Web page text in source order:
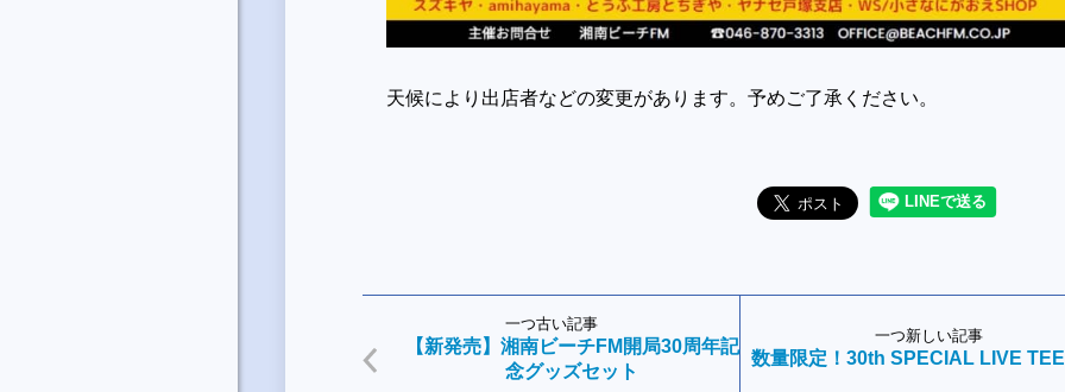
天候により出店者などの変更があります。予めご了承ください。
一つ古い記事
【新発売】湘南ビーチFM開局30周年記
念グッズセット
一つ新しい記事
数量限定！30th SPECIAL LIVE TEE